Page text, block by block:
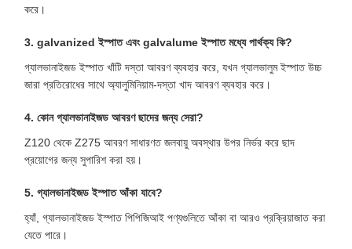
করে।
3. galvanized ইস্পাত এবং galvalume ইস্পাত মধ্যে পার্থক্য কি?
গ্যালভানাইজড ইস্পাত খাঁটি দস্তা আবরণ ব্যবহার করে, যখন গ্যালভালুম ইস্পাত উচ্চ
জারা প্রতিরোধের সাথে অ্যালুমিনিয়াম-দস্তা খাদ আবরণ ব্যবহার করে।
4. কোন গ্যালভানাইজড আবরণ ছাদের জন্য সেরা?
Z120 থেকে Z275 আবরণ সাধারণত জলবায়ু অবস্থার উপর নির্ভর করে ছাদ
প্রয়োগের জন্য সুপারিশ করা হয়।
5. গ্যালভানাইজড ইস্পাত আঁকা যাবে?
হ্যাঁ, গ্যালভানাইজড ইস্পাত পিপিজিআই পণ্যগুলিতে আঁকা বা আরও প্রক্রিয়াজাত করা
যেতে পারে।